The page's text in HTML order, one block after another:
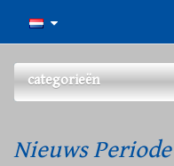
categorieën
Nieuws Periode